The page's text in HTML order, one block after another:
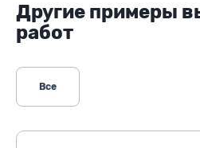
Другие примеры
работ
Все